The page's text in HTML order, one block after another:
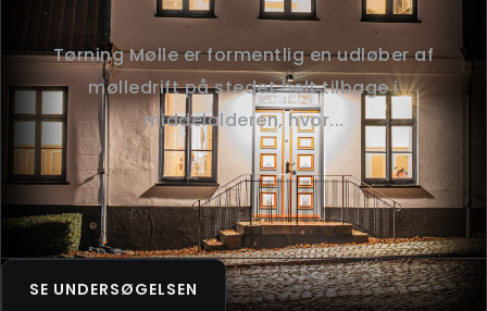
Tørning Mølle er formentlig en udløber af
mølledrift på stedet helt tilbage i
middelalderen, hvor...
SE UNDERSØGELSEN